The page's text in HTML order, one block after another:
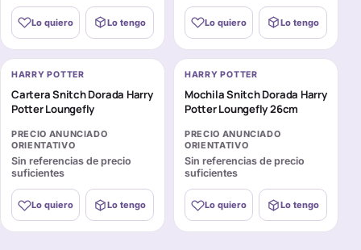
Lo quiero Lo tengo Lo quiero Lo tengo
HARRY POTTER
Cartera Snitch Dorada Harry
Potter Loungefly
PRECIO ANUNCIADO
ORIENTATIVO
Sin referencias de precio
suficientes
Lo quiero Lo tengo
HARRY POTTER
Mochila Snitch Dorada Harry
Potter Loungefly 26cm
PRECIO ANUNCIADO
ORIENTATIVO
Sin referencias de precio
suficientes
Lo quiero Lo tengo